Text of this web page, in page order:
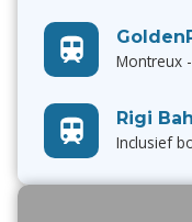
Montreux
Rigi
Inclusief